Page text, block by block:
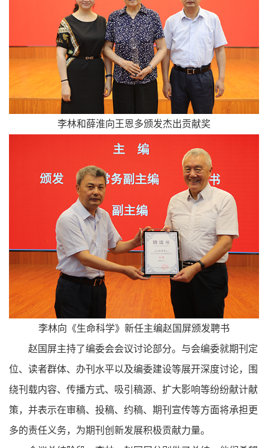
李林和薛淮向王恩多颁发杰出贡献奖
李林向《生命科学》新任主编赵国屏颁发聘书
赵国屏主持了编委会会议讨论部分。与会编委就期刊定
位、读者群体、办刊水平以及编委建设等展开深度讨论，围
绕刊载内容、传播方式、吸引稿源、扩大影响等纷纷献计献
策，并表示在审稿、投稿、约稿、期刊宣传等方面将承担更
多的责任义务，为期刊创新发展积极贡献力量。